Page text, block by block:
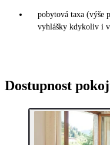
pobytová taxa (výše
vyhlášky kdykoliv i v
Dostupnost